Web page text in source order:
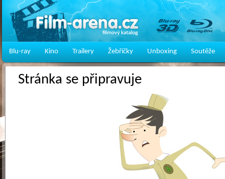
Blu-ray Kino Trailery Žebříčky Unboxing Soutěže
Stránka se připravuje